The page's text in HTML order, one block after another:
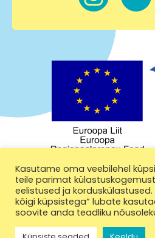
Kasutame oma veebilehel
teile parimat
eelistused ja korduskülastused.
kõigi küpsistega“ lubate
soovite anda teadliku